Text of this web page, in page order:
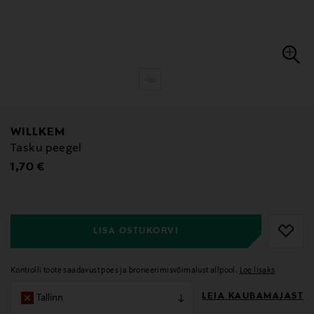
WILLKEM
Tasku peegel
Original Price
1,70 €
LISA OSTUKORVI
Kontrolli toote saadavust poes ja broneerimisvõimalust allpool. Loe lisaks
Tallinn LEIA KAUBAMAJAST